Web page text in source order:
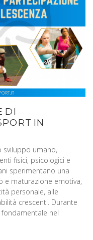
DI
IN
sviluppo umano,
fisici, psicologici e
sperimentano una
e maturazione emotiva,
personale, alle
crescenti. Durante
fondamentale nel